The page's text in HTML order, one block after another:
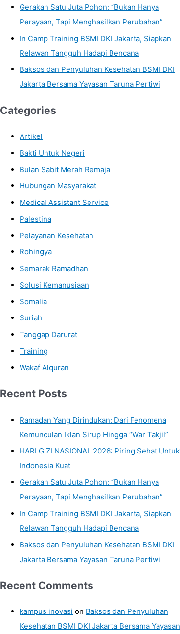
Gerakan Satu Juta Pohon: “Bukan Hanya
Perayaan, Tapi Menghasilkan Perubahan”
In Camp Training BSMI DKI Jakarta, Siapkan
Relawan Tangguh Hadapi Bencana
Baksos dan Penyuluhan Kesehatan BSMI DKI
Jakarta Bersama Yayasan Taruna Pertiwi
Categories
Artikel
Bakti Untuk Negeri
Bulan Sabit Merah Remaja
Hubungan Masyarakat
Medical Assistant Service
Palestina
Pelayanan Kesehatan
Rohingya
Semarak Ramadhan
Solusi Kemanusiaan
Somalia
Suriah
Tanggap Darurat
Training
Wakaf Alquran
Recent Posts
Ramadan Yang Dirindukan: Dari Fenomena
Kemunculan Iklan Sirup Hingga “War Takjil”
HARI GIZI NASIONAL 2026: Piring Sehat Untuk
Indonesia Kuat
Gerakan Satu Juta Pohon: “Bukan Hanya
Perayaan, Tapi Menghasilkan Perubahan”
In Camp Training BSMI DKI Jakarta, Siapkan
Relawan Tangguh Hadapi Bencana
Baksos dan Penyuluhan Kesehatan BSMI DKI
Jakarta Bersama Yayasan Taruna Pertiwi
Recent Comments
kampus inovasi on Baksos dan Penyuluhan
Kesehatan BSMI DKI Jakarta Bersama Yayasan